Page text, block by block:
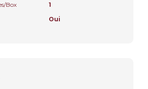
Box
1
Oui